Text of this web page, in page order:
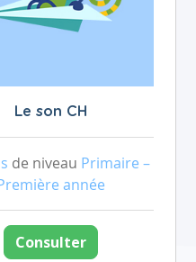
Le son CH
de niveau Primaire –
année
Consulter